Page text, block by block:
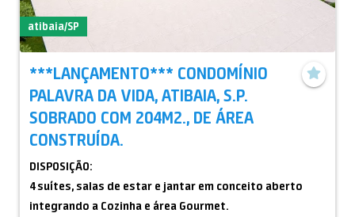
atibaia/SP
***LANÇAMENTO*** CONDOMÍNIO
PALAVRA DA VIDA, ATIBAIA, S.P.
SOBRADO COM 204M2., DE ÁREA
CONSTRUÍDA.
DISPOSIÇÃO:
4 suítes, salas de estar e jantar em conceito aberto
integrando a Cozinha e área Gourmet.